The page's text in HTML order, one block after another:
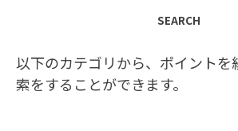
SEARCH
以下のカテゴリから、ポイントを
索をすることができます。